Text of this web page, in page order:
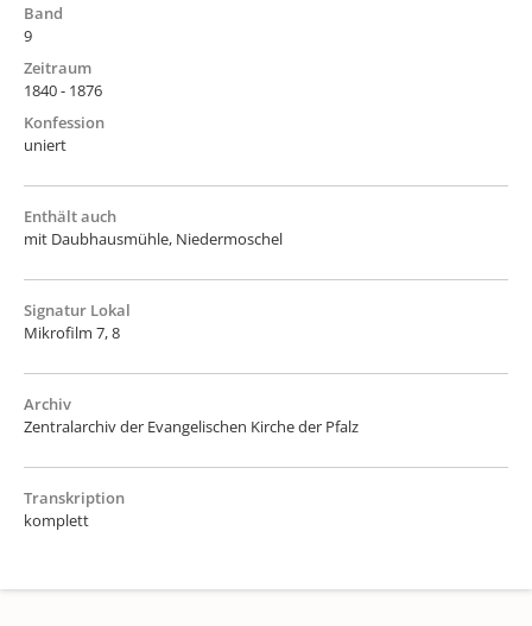
Band
9
Zeitraum
1840 - 1876
Konfession
uniert
Enthält auch
mit Daubhausmühle, Niedermoschel
Signatur Lokal
Mikrofilm 7, 8
Archiv
Zentralarchiv der Evangelischen Kirche der Pfalz
Transkription
komplett